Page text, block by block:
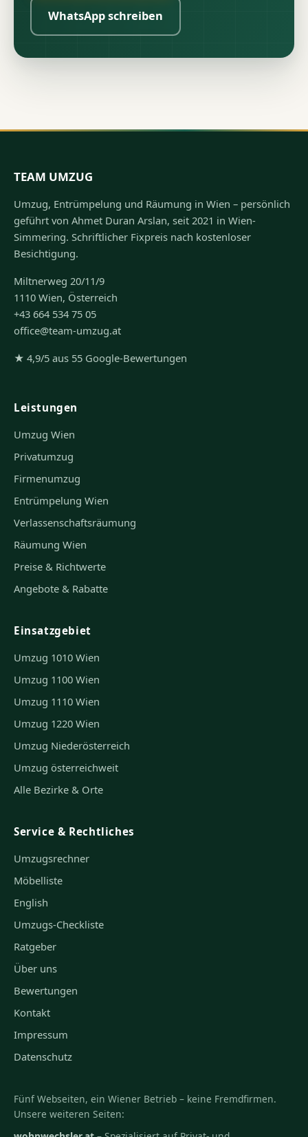
WhatsApp schreiben
TEAM UMZUG
Umzug, Entrümpelung und Räumung in Wien – persönlich
geführt von Ahmet Duran Arslan, seit 2021 in Wien-
Simmering. Schriftlicher Fixpreis nach kostenloser
Besichtigung.
Miltnerweg 20/11/9
1110 Wien, Österreich
+43 664 534 75 05
office@team-umzug.at
★ 4,9/5 aus 55 Google-Bewertungen
Leistungen
Umzug Wien
Privatumzug
Firmenumzug
Entrümpelung Wien
Verlassenschaftsräumung
Räumung Wien
Preise & Richtwerte
Angebote & Rabatte
Einsatzgebiet
Umzug 1010 Wien
Umzug 1100 Wien
Umzug 1110 Wien
Umzug 1220 Wien
Umzug Niederösterreich
Umzug österreichweit
Alle Bezirke & Orte
Service & Rechtliches
Umzugsrechner
Möbelliste
English
Umzugs-Checkliste
Ratgeber
Über uns
Bewertungen
Kontakt
Impressum
Datenschutz
Fünf Webseiten, ein Wiener Betrieb – keine Fremdfirmen.
Unsere weiteren Seiten: